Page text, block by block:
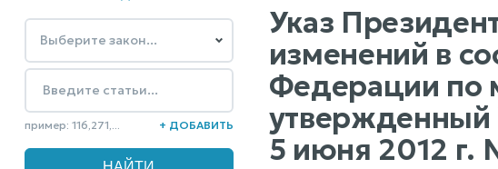
пример: 116,271,... + ДОБАВИТЬ
Указ
изменений в
Федерации по
утвержденный
5 июня 2012 г.